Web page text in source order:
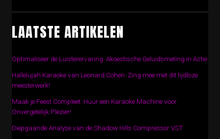
LAATSTE ARTIKELEN
Optimaliseer de Luisterervaring: Akoestische Geluidsmeting in Actie
Hallelujah Karaoke van Leonard Cohen: Zing mee met dit tijdloze
meesterwerk!
Maak je Feest Compleet: Huur een Karaoke Machine voor
Onvergetelijk Plezier!
Diepgaande Analyse van de Shadow Hills Compressor VST